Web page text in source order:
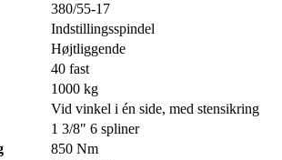
380/55-17
Indstillingsspindel
Højtliggende
40 fast
1000 kg
Vid vinkel i én side, med stensikring
1 3/8" 6 spliner
850 Nm